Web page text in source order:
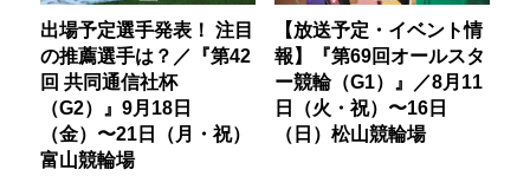
出場予定選手発表！ 注目
の推薦選手は？／『第42
回 共同通信社杯
（G2）』9月18日
（金）〜21日（月・祝）
富山競輪場
【放送予定・イベント情
報】『第69回オールスタ
ー競輪（G1）』／8月11
日（火・祝）〜16日
（日）松山競輪場